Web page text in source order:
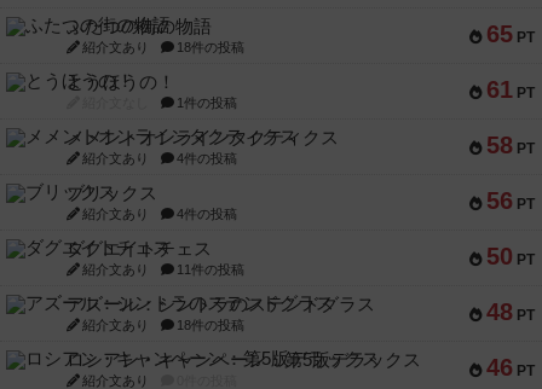
65 PT
ふたつの街の物語
紹介文あり 18件の投稿
61 PT
とうほうの！
1件の投稿
58 PT
メメントオンラインタクティクス
紹介文あり 4件の投稿
56 PT
ブリックス
紹介文あり 4件の投稿
50 PT
ダグエイトチェス
紹介文あり 11件の投稿
48 PT
アズール：シントラのステンドグラス
紹介文あり 18件の投稿
46 PT
ロシアン・キャンペーン：第5版デラックス
紹介文あり